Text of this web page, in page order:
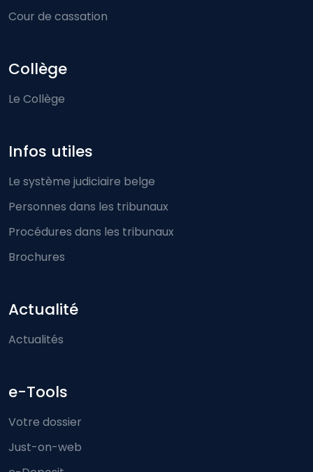
Cour de cassation
Collège
Le Collège
Infos utiles
Le système judiciaire belge
Personnes dans les tribunaux
Procédures dans les tribunaux
Brochures
Actualité
Actualités
e-Tools
Votre dossier
Just-on-web